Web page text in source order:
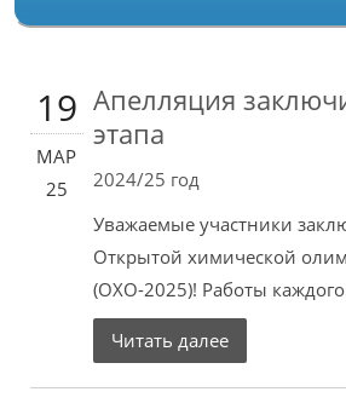
19
МАР
25
Апелляция
этапа
2024/25 год
Уважаемые участники
Открытой химической
(ОХО-2025)! Работы
Читать далее